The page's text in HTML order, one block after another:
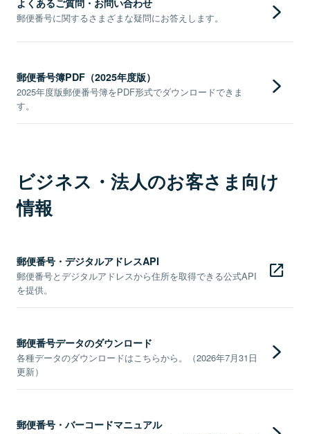
よくあるご質問・お問い合わせ
郵便番号に関するさまざまな疑問にお答えします。
郵便番号簿PDF（2025年度版）
2025年度版郵便番号簿をPDF形式でダウンロードできま
す。
ビジネス・法人のお客さま向け
情報
郵便番号・デジタルアドレスAPI
郵便番号とデジタルアドレスから住所を取得できる公式API
を提供。
郵便番号データのダウンロード
各種データのダウンロードはこちらから。（2026年7月31日
更新）
郵便番号・バーコードマニュアル